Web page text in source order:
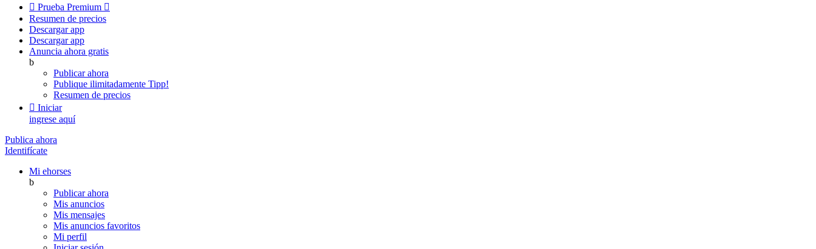
 Prueba Premium 
Resumen de precios
Descargar app
Descargar app
Anuncia ahora gratis
b
Publicar ahora
Publique ilimitadamente Tipp!
Resumen de precios
 Iniciar
ingrese aquí
Publica ahora
Identifícate
Mi ehorses
b
Publicar ahora
Mis anuncios
Mis mensajes
Mis anuncios favoritos
Mi perfil